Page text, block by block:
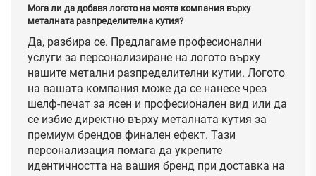
Мога ли да добавя логото на моята компания върху
металната разпределителна кутия?
Да, разбира се. Предлагаме професионални
услуги за персонализиране на логото върху
нашите метални разпределителни кутии. Логото
на вашата компания може да се нанесе чрез
шелф-печат за ясен и професионален вид или да
се избие директно върху металната кутия за
премиум брендов финален ефект. Тази
персонализация помага да укрепите
идентичността на вашия бренд при доставка на